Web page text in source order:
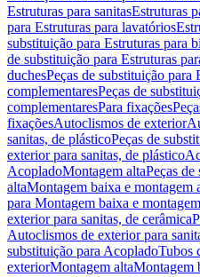
Estruturas para sanitasEstruturas
para Estruturas para lavatórios
substituição para Estruturas para
de substituição para Estruturas
duchesPeças de substituição para
complementaresPeças de
complementaresPara fixações
fixaçõesAutoclismos de exterior
sanitas, de plásticoPeças de
exterior para sanitas, de plástico
AcopladoMontagem altaPeças
altaMontagem baixa e montagem
para Montagem baixa e
exterior para sanitas, de cerâmica
Autoclismos de exterior para
substituição para AcopladoTubos
exteriorMontagem altaMontagem